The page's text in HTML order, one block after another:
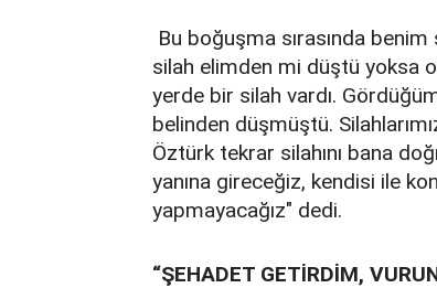
Bu boğuşma sırasında benim
silah elimden mi düştü yoksa
yerde bir silah vardı.
belinden düşmüştü.
Öztürk tekrar silahını bana
yanına gireceğiz, kendisi ile
yapmayacağız" dedi.
“ŞEHADET GETİRDİM,